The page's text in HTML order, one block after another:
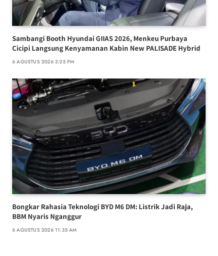
Sambangi Booth Hyundai GIIAS 2026, Menkeu Purbaya
Cicipi Langsung Kenyamanan Kabin New PALISADE Hybrid
6 AGUSTUS 2026 3:25 PM
Bongkar Rahasia Teknologi BYD M6 DM: Listrik Jadi Raja,
BBM Nyaris Nganggur
6 AGUSTUS 2026 11:35 AM